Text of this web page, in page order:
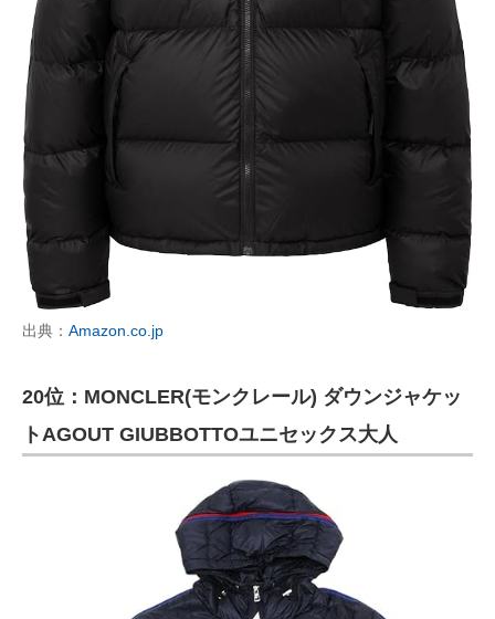
出典： Amazon.co.jp
20位：MONCLER(モンクレール) ダウンジャケッ
トAGOUT GIUBBOTTOユニセックス大人